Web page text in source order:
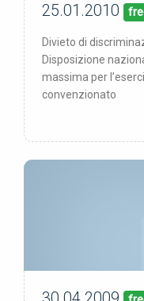
pubblicata: 25/01/10
25.01.2010
Divieto di
Disposizione
massima per
convenzionato
pubblicata: 30/04/09